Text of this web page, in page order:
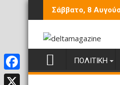
Περάστε
στο
Σάββατο, 8
ΠΟΛΙΤΙΚΉ
F